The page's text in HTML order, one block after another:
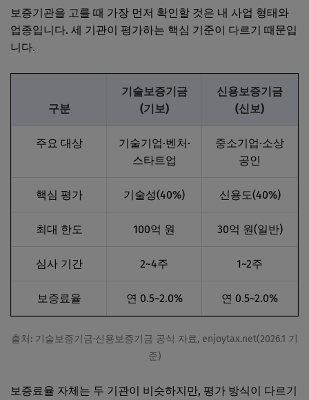
보증기관을 고를 때 가장 먼저 확인할 것은 내 사업 형태와
업종입니다. 세 기관이 평가하는 핵심 기준이 다르기 때문입
니다.
구분
기술보증기금
(기보)
신용보증기금
(신보)
주요 대상
기술기업·벤처·
스타트업
중소기업·소상
공인
핵심 평가 기술성(40%) 신용도(40%)
최대 한도 100억 원 30억 원(일반)
심사 기간 2~4주 1~2주
보증료율 연 0.5~2.0% 연 0.5~2.0%
출처: 기술보증기금·신용보증기금 공식 자료, enjoytax.net(2026.1 기
준)
보증료율 자체는 두 기관이 비슷하지만, 평가 방식이 다르기